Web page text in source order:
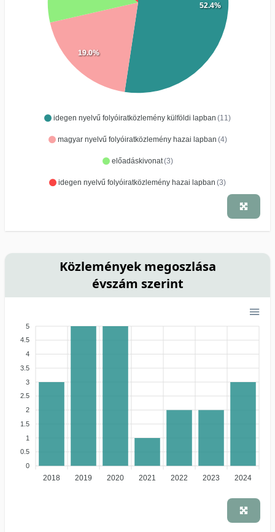
idegen nyelvű folyóiratközlemény külföldi lapban (11)
magyar nyelvű folyóiratközlemény hazai lapban (4)
előadáskivonat(3)
idegen nyelvű folyóiratközlemény hazai lapban (3)
52.4%
19.0%
Közlemények megoszlása
évszám szerint
5
4.5
4
3.5
3
2.5
2
1.5
1
0.5
0
2018 2019 2020 2021 2022 2023 2024